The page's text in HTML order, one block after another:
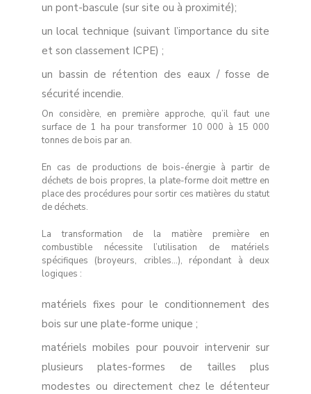
un pont-bascule (sur site ou à proximité);
un local technique (suivant l’importance du site
et son classement ICPE) ;
un bassin de rétention des eaux / fosse de
sécurité incendie.
On considère, en première approche, qu’il faut une
surface de 1 ha pour transformer 10 000 à 15 000
tonnes de bois par an.
En cas de productions de bois-énergie à partir de
déchets de bois propres, la plate-forme doit mettre en
place des procédures pour sortir ces matières du statut
de déchets.
La transformation de la matière première en
combustible nécessite l’utilisation de matériels
spécifiques (broyeurs, cribles…), répondant à deux
logiques :
matériels fixes pour le conditionnement des
bois sur une plate-forme unique ;
matériels mobiles pour pouvoir intervenir sur
plusieurs plates-formes de tailles plus
modestes ou directement chez le détenteur